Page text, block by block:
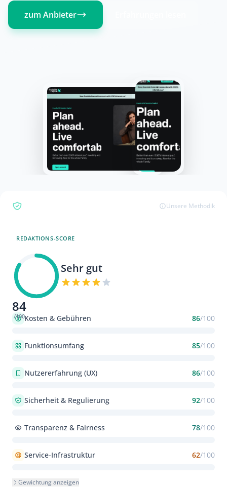
zum Anbieter
Unsere Methodik
REDAKTIONS-SCORE
84
/100
Sehr gut
Kosten & Gebühren 86/100
Funktionsumfang 85/100
Nutzererfahrung (UX) 86/100
Sicherheit & Regulierung 92/100
Transparenz & Fairness 78/100
Service-Infrastruktur 62/100
Gewichtung anzeigen